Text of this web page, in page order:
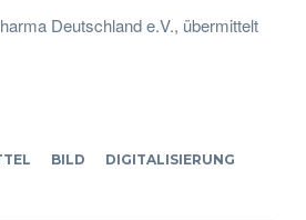
Deutschland e.V., übermittelt
BILD
DIGITALISIERUNG